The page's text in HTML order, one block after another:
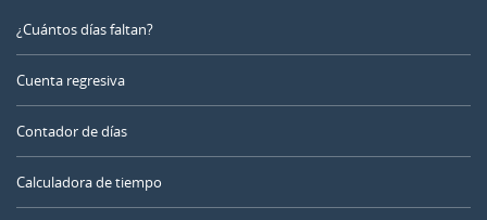
¿Cuántos días faltan?
Cuenta regresiva
Contador de días
Calculadora de tiempo